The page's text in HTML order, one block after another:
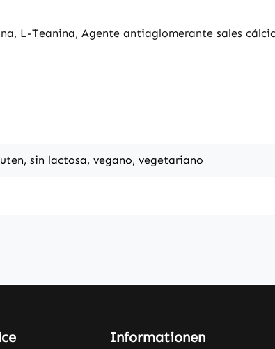
L-Teanina, Agente antiaglomerante sales
sin lactosa, vegano, vegetariano
Informationen